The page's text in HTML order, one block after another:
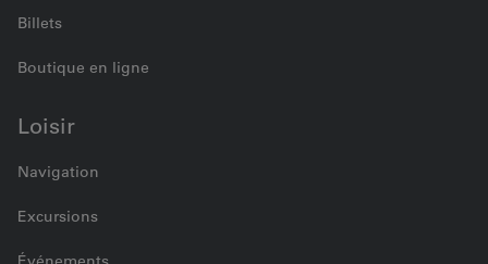
Billets
Boutique en ligne
Loisir
Navigation
Excursions